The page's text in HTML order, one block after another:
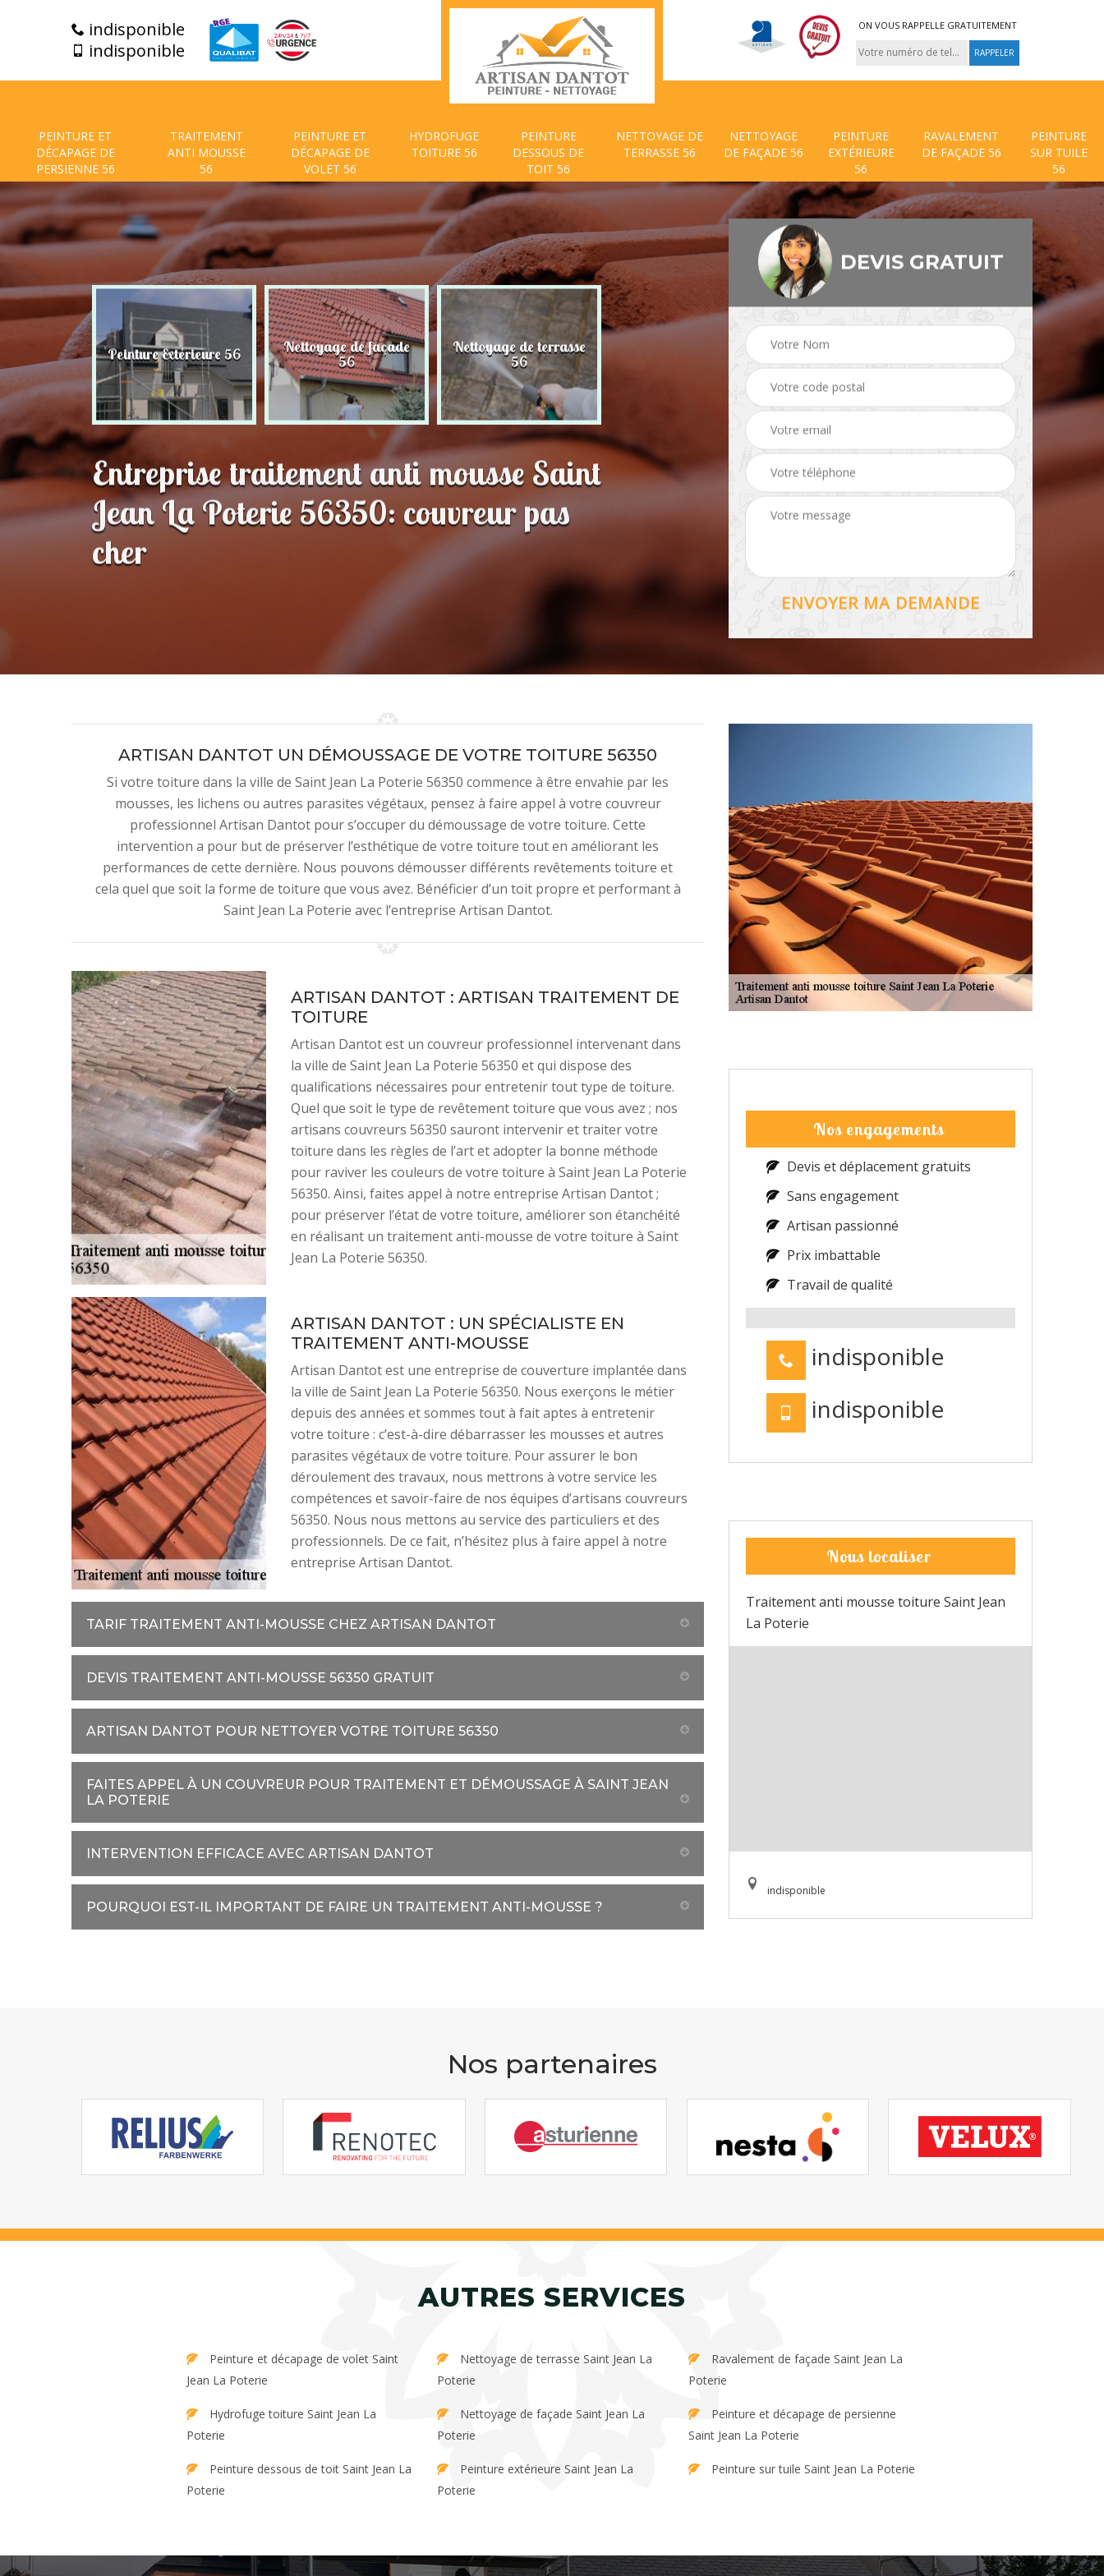
indisponible
indisponible
ON VOUS RAPPELLE GRATUITEMENT
PEINTURE ET
DÉCAPAGE DE
PERSIENNE 56
TRAITEMENT
ANTI MOUSSE
56
PEINTURE ET
DÉCAPAGE DE
VOLET 56
HYDROFUGE
TOITURE 56
PEINTURE
DESSOUS DE
TOIT 56
NETTOYAGE DE
TERRASSE 56
NETTOYAGE
DE FAÇADE 56
PEINTURE
EXTÉRIEURE
56
RAVALEMENT
DE FAÇADE 56
PEINTURE
SUR TUILE
56
de facade Peinture Extérieure 56 Nettoyage de façade
56
Nettoyage de terrasse
56
Peinture dessous de Hydrofuge toiture 56 Traitement anti
Entreprise traitement anti mousse Saint
Jean La Poterie 56350: couvreur pas
cher
DEVIS GRATUIT
ARTISAN DANTOT UN DÉMOUSSAGE DE VOTRE TOITURE 56350
Si votre toiture dans la ville de Saint Jean La Poterie 56350 commence à être envahie par les
mousses, les lichens ou autres parasites végétaux, pensez à faire appel à votre couvreur
professionnel Artisan Dantot pour s’occuper du démoussage de votre toiture. Cette
intervention a pour but de préserver l’esthétique de votre toiture tout en améliorant les
performances de cette dernière. Nous pouvons démousser différents revêtements toiture et
cela quel que soit la forme de toiture que vous avez. Bénéficier d’un toit propre et performant à
Saint Jean La Poterie avec l’entreprise Artisan Dantot.
ARTISAN DANTOT : ARTISAN TRAITEMENT DE
TOITURE
Artisan Dantot est un couvreur professionnel intervenant dans
la ville de Saint Jean La Poterie 56350 et qui dispose des
qualifications nécessaires pour entretenir tout type de toiture.
Quel que soit le type de revêtement toiture que vous avez ; nos
artisans couvreurs 56350 sauront intervenir et traiter votre
toiture dans les règles de l’art et adopter la bonne méthode
pour raviver les couleurs de votre toiture à Saint Jean La Poterie
56350. Ainsi, faites appel à notre entreprise Artisan Dantot ;
pour préserver l’état de votre toiture, améliorer son étanchéité
en réalisant un traitement anti-mousse de votre toiture à Saint
Jean La Poterie 56350.
ARTISAN DANTOT : UN SPÉCIALISTE EN
TRAITEMENT ANTI-MOUSSE
Artisan Dantot est une entreprise de couverture implantée dans
la ville de Saint Jean La Poterie 56350. Nous exerçons le métier
depuis des années et sommes tout à fait aptes à entretenir
votre toiture : c’est-à-dire débarrasser les mousses et autres
parasites végétaux de votre toiture. Pour assurer le bon
déroulement des travaux, nous mettrons à votre service les
compétences et savoir-faire de nos équipes d’artisans couvreurs
56350. Nous nous mettons au service des particuliers et des
professionnels. De ce fait, n’hésitez plus à faire appel à notre
entreprise Artisan Dantot.
TARIF TRAITEMENT ANTI-MOUSSE CHEZ ARTISAN DANTOT
DEVIS TRAITEMENT ANTI-MOUSSE 56350 GRATUIT
ARTISAN DANTOT POUR NETTOYER VOTRE TOITURE 56350
FAITES APPEL À UN COUVREUR POUR TRAITEMENT ET DÉMOUSSAGE À SAINT JEAN
LA POTERIE
INTERVENTION EFFICACE AVEC ARTISAN DANTOT
POURQUOI EST-IL IMPORTANT DE FAIRE UN TRAITEMENT ANTI-MOUSSE ?
Nos engagements
Devis et déplacement gratuits
Sans engagement
Artisan passionné
Prix imbattable
Travail de qualité
indisponible
indisponible
Nous localiser
Traitement anti mousse toiture Saint Jean
La Poterie
indisponible
Nos partenaires
AUTRES SERVICES
Jean La Poterie
Poterie
Poterie
Poterie
Poterie
Poterie
Poterie
Saint Jean La Poterie
Peinture sur tuile Saint Jean La Poterie